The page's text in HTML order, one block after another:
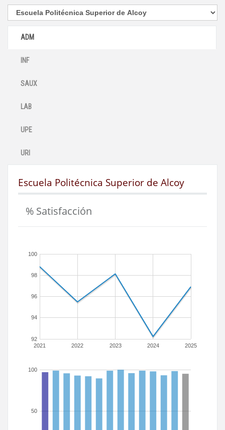
ADM
INF
SAUX
LAB
UPE
URI
Escuela Politécnica Superior de Alcoy
% Satisfacción
2021 2022 2023 2024 2025
92
94
96
98
100
50
100